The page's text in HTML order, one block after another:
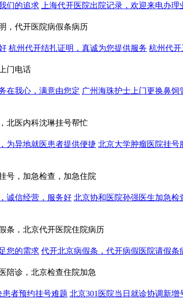
们的追求 上海代开医院出院记录，欢迎来电办理
，代开医院病假条病历
杭州代开结扎证明，真诚为您提供服务 杭州代
门电话
在我心，满意由您定 广州海珠护士上门更换鼻
北医内科沈琳挂号帮忙
为异地就医患者提供便捷 北京大学肿瘤医院挂号
号，加急检查，加急住院
诚信经营，服务好 北京协和医院孙强医生加急检
条，北京代开医院住院病历
您的需求 代开北京病假条，代开病假医院请假
陪诊，北京检查住院加急
者预约挂号难题 北京301医院当日就诊协调新